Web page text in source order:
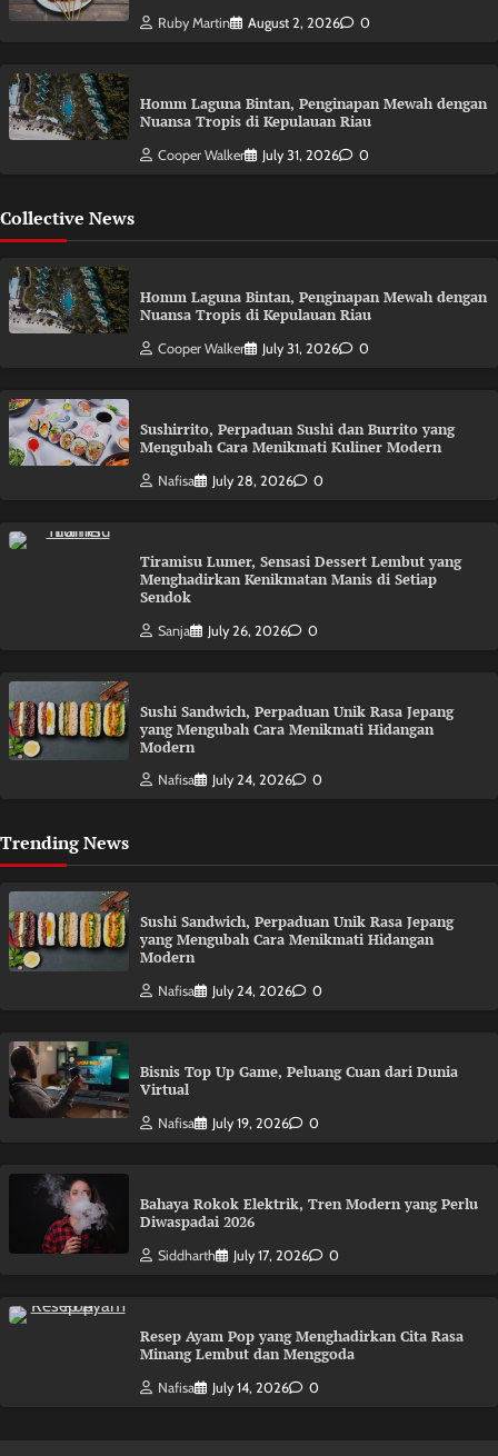
Ruby Martin August 2, 2026 0
Homm Laguna Bintan, Penginapan Mewah dengan
Nuansa Tropis di Kepulauan Riau
Cooper Walker July 31, 2026 0
Collective News
Homm Laguna Bintan, Penginapan Mewah dengan
Nuansa Tropis di Kepulauan Riau
Cooper Walker July 31, 2026 0
Sushirrito, Perpaduan Sushi dan Burrito yang
Mengubah Cara Menikmati Kuliner Modern
Nafisa July 28, 2026 0
Tiramisu Lumer, Sensasi Dessert Lembut yang
Menghadirkan Kenikmatan Manis di Setiap
Sendok
Sanja July 26, 2026 0
Sushi Sandwich, Perpaduan Unik Rasa Jepang
yang Mengubah Cara Menikmati Hidangan
Modern
Nafisa July 24, 2026 0
Trending News
Sushi Sandwich, Perpaduan Unik Rasa Jepang
yang Mengubah Cara Menikmati Hidangan
Modern
Nafisa July 24, 2026 0
Bisnis Top Up Game, Peluang Cuan dari Dunia
Virtual
Nafisa July 19, 2026 0
Bahaya Rokok Elektrik, Tren Modern yang Perlu
Diwaspadai 2026
Siddharth July 17, 2026 0
Resep Ayam Pop yang Menghadirkan Cita Rasa
Minang Lembut dan Menggoda
Nafisa July 14, 2026 0